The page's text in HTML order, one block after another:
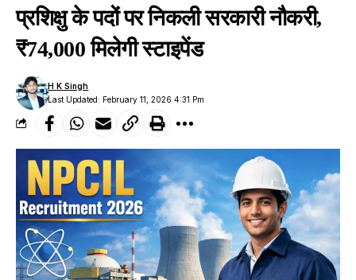
प्रशिक्षु के पदों पर निकली सरकारी नौकरी,
₹74,000 मिलेगी स्टाइपेंड
Last Updated: February 11, 2026 4:31 Pm
H K Singh